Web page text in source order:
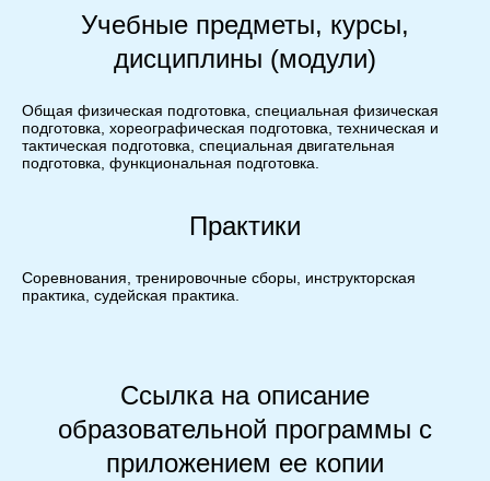
Учебные предметы, курсы,
дисциплины (модули)
Общая физическая подготовка, специальная физическая
подготовка, хореографическая подготовка, техническая и
тактическая подготовка, специальная двигательная
подготовка, функциональная подготовка.
Практики
Соревнования, тренировочные сборы, инструкторская
практика, судейская практика.
Ссылка на описание
образовательной программы с
приложением ее копии